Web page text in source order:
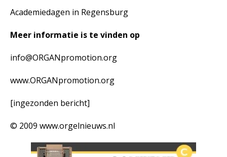
Academiedagen in Regensburg
Meer informatie is te vinden op
info@ORGANpromotion.org
www.ORGANpromotion.org
[ingezonden bericht]
© 2009 www.orgelnieuws.nl